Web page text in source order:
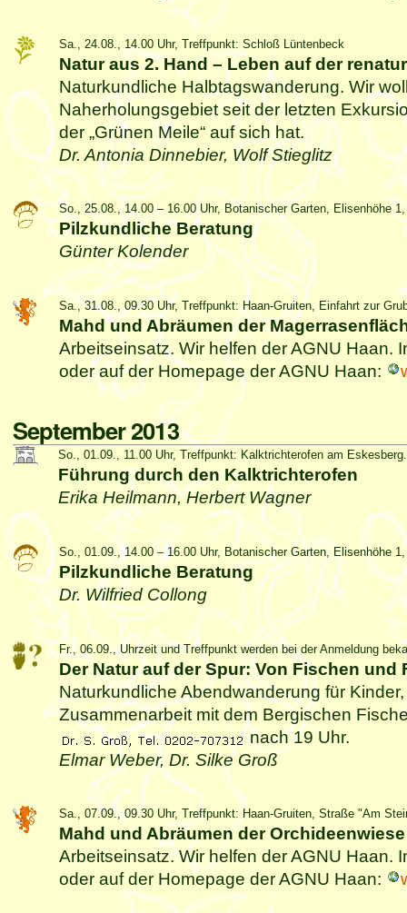
Sa., 24.08., 14.00 Uhr, Treffpunkt: Schloß Lüntenbeck
Natur aus 2. Hand – Leben auf der
Naturkundliche Halbtagswanderung. Wir
Naherholungsgebiet seit der letzten
der „Grünen Meile“ auf sich hat.
Dr. Antonia Dinnebier, Wolf Stieglitz
So., 25.08., 14.00 – 16.00 Uhr, Botanischer Garten, Elisenhöhe
Pilzkundliche Beratung
Günter Kolender
Sa., 31.08., 09.30 Uhr, Treffpunkt: Haan-Gruiten, Einfahrt zur
Mahd und Abräumen der
Arbeitseinsatz. Wir helfen der AGNU Haan.
oder auf der Homepage der AGNU Haan:
September 2013
So., 01.09., 11.00 Uhr, Treffpunkt: Kalktrichterofen am Eskesberg.
Führung durch den Kalktrichterofen
Erika Heilmann, Herbert Wagner
So., 01.09., 14.00 – 16.00 Uhr, Botanischer Garten, Elisenhöhe
Pilzkundliche Beratung
Dr. Wilfried Collong
Fr., 06.09., Uhrzeit und Treffpunkt werden bei der Anmeldung
Der Natur auf der Spur: Von Fischen
Naturkundliche Abendwanderung für
Zusammenarbeit mit dem Bergischen
nach 19 Uhr.
Elmar Weber, Dr. Silke Groß
Sa., 07.09., 09.30 Uhr, Treffpunkt: Haan-Gruiten, Straße "Am
Mahd und Abräumen der
Arbeitseinsatz. Wir helfen der AGNU Haan.
oder auf der Homepage der AGNU Haan: